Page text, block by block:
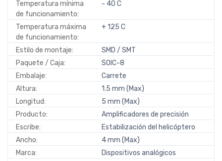
Temperatura mínima
de funcionamiento:
- 40 C
Temperatura máxima
de funcionamiento:
+ 125 C
Estilo de montaje:
SMD / SMT
Paquete / Caja:
SOIC-8
Embalaje:
Carrete
Altura:
1.5 mm (Max)
Longitud:
5 mm (Max)
Producto:
Amplificadores de precisión
Escribe:
Estabilización del helicóptero
Ancho:
4 mm (Max)
Marca:
Dispositivos analógicos